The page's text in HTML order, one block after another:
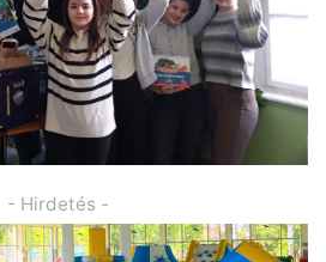
- Hirdetés -